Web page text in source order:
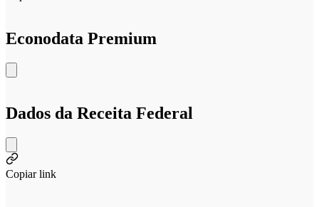
Econodata Premium
Dados da Receita Federal
Copiar link